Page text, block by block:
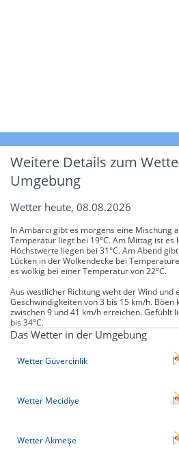
Weitere Details zum
Umgebung
Wetter heute, 08.08.2026
In Ambarcı gibt es morgens eine Mischung
Temperatur liegt bei 19°C. Am Mittag ist es
Höchstwerte liegen bei 31°C. Am Abend
Lücken in der Wolkendecke bei
es wolkig bei einer Temperatur von 22°C.
Aus westlicher Richtung weht der Wind und
Geschwindigkeiten von 3 bis 15 km/h. Böen
zwischen 9 und 41 km/h erreichen. Gefühlt
bis 34°C.
Das Wetter in der Umgebung
Wetter Güvercinlik
Wetter Mecidiye
Wetter Akmeşe